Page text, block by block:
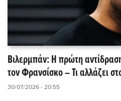
Βιλερμπάν: Η πρώτη
τον Φρανσίσκο – Τι αλλάζει
30/07/2026 - 20:55